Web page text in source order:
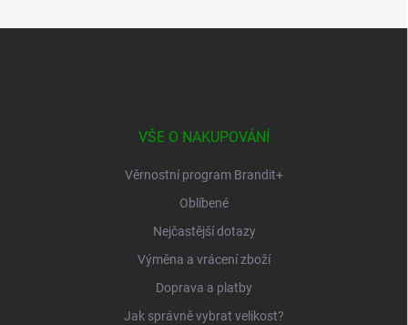
VŠE O NAKUPOVÁNÍ
Věrnostní program Brandit+
Oblíbené
Nejčastější dotazy
Výměna a vrácení zboží
Doprava a platby
Jak správně vybrat velikost?